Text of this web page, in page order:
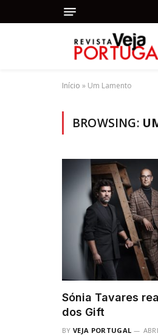
Início » Um Lamento
BROWSING:
Sónia Tavares
dos Gift
BY VEJA PORTUGAL